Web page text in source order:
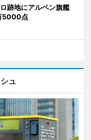
跡地にアルペン旗艦
5000点
ュ